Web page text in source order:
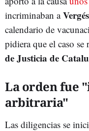
incriminaban aVergés
calendario de
pidiera que el caso se
de Justicia de
La orden fue
arbitraria"
Las diligencias se